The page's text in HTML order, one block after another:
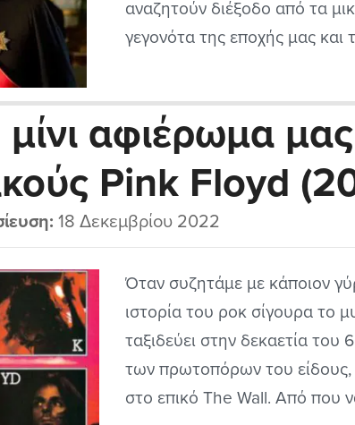
αναζητούν διέξοδο από τα
γεγονότα της εποχής μας και
συλλογικό ασυνείδητο των
Ελληνίδων είναι αρκετά
αντίληψη ότι οι πραγματικά
αφιέρωμα μας
Pink Floyd
18 Δεκεμβρίου 2022
Όταν συζητάμε με κάποιον
ιστορία του ροκ σίγουρα το
ταξιδεύει στην δεκαετία του
των πρωτοπόρων του είδους,
στο επικό The Wall. Από που